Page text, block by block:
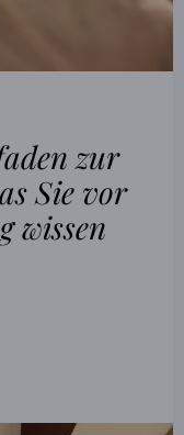
zur
Sie vor
wissen